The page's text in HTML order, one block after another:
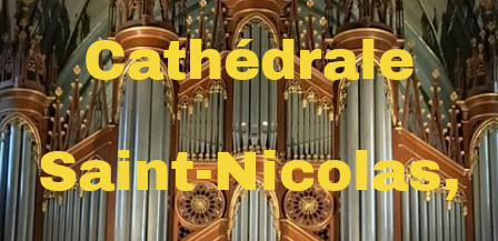
Cathédrale
Saint-Nicolas,